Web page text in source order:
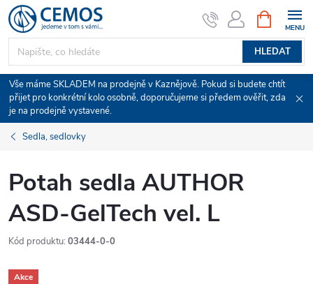
Přejít
na
obsah
HLEDAT
NÁKUPNÍ
KOŠÍK
Vše máme SKLADEM na prodejně v Kaznějově. Pokud si budete chtít
přijet pro konkrétní kolo osobně, doporučujeme si předem ověřit, zda
je na prodejně vystavené.
Sedla, sedlovky
Potah sedla AUTHOR
ASD-GelTech vel. L
Kód produktu: 03444-0-0
Akce